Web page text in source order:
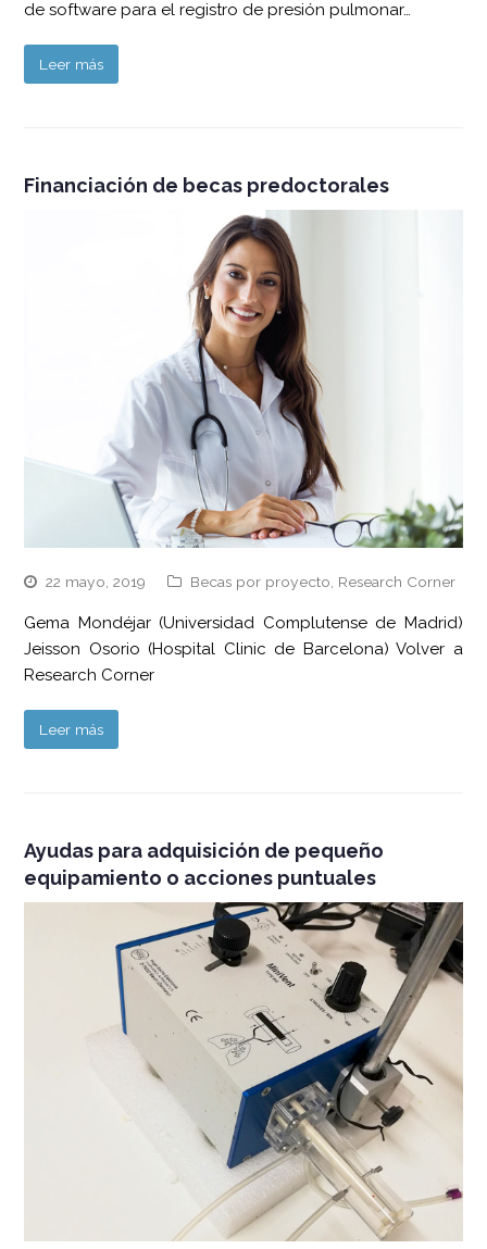
de software para el registro de presión pulmonar…
Leer más
Financiación de becas predoctorales
22 mayo, 2019 Becas por proyecto, Research Corner
Gema Mondéjar (Universidad Complutense de Madrid)
Jeisson Osorio (Hospital Clinic de Barcelona) Volver a
Research Corner
Leer más
Ayudas para adquisición de pequeño
equipamiento o acciones puntuales